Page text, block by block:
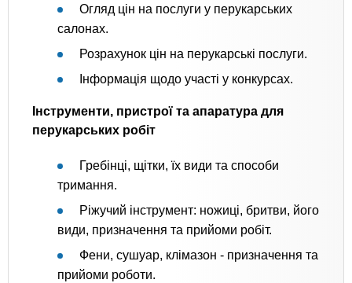
Огляд цін на послуги у перукарських
салонах.
Розрахунок цін на перукарські послуги.
Інформація щодо участі у конкурсах.
Інструменти, пристрої та апаратура для
перукарських робіт
Гребінці, щітки, їх види та способи
тримання.
Ріжучий інструмент: ножиці, бритви, його
види, призначення та прийоми робіт.
Фени, сушуар, клімазон - призначення та
прийоми роботи.